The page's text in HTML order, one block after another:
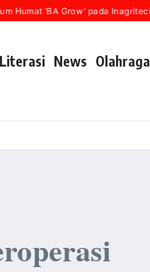
‘BA Grow’ pada Inagritech 2026
Literasi News Olahraga